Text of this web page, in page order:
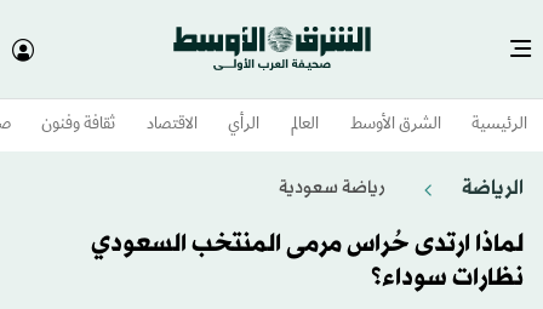
الرئيسية الشرق الأوسط​ العالم الرأي الاقتصاد ثقافة وفنون
الرياضة رياضة سعودية
لماذا ارتدى حُراس مرمى المنتخب السعودي
نظارات سوداء؟